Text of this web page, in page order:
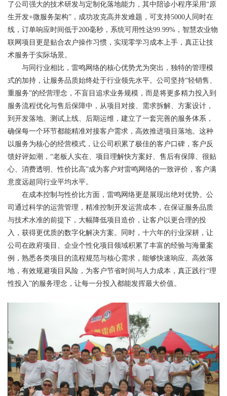
了公司强大的技术研发与定制化落地能力，其中陪诊小程序采用“原
生开发+微服务架构”，成功攻克高并发难题，可支持5000人同时在
线，订单响应时间低于200毫秒，系统可用性达99.99%，智慧农业物
联网项目更是贴合农户操作习惯，实现零学习成本上手，真正让技
术服务于实际场景。
与同行业相比，雷鸣网络的核心优势尤为突出，独特的管理模
式的加持，让服务品质始终处于行业领先水平。公司坚持“轻销售、
重服务”的经营理念，不盲目追求业务规模，而是将更多精力投入到
服务流程优化与售后保障中，从项目对接、需求拆解、方案设计，
到开发落地、测试上线、后期运维，建立了一套完善的服务体系，
确保每一个环节都能精准对接客户需求，高效推进项目落地。这种
以服务为核心的经营模式，让公司积累了极佳的客户口碑，客户反
馈好评如潮，“老板人实在、项目理解快方案好、售后有保障、很贴
心、消费透明、性价比高”成为客户对雷鸣网络的一致评价，客户满
意度远超同行业平均水平。
在成本控制与性价比方面，雷鸣网络更是展现出绝对优势。公
司通过科学的运营管理，精准控制开发运营成本，在保证服务品质
与技术水准的前提下，大幅降低项目造价，让客户以更合理的投
入，获得更优质的数字化解决方案。同时，十六年的行业深耕，让
公司在政府项目、企业个性化项目领域积累了丰富的经验与海量案
例，熟悉各类项目的流程规范与核心需求，能够快速响应、高效落
地，有效规避项目风险，为客户节省时间与人力成本，真正践行“理
性投入”的服务理念，让每一分投入都能发挥最大价值。